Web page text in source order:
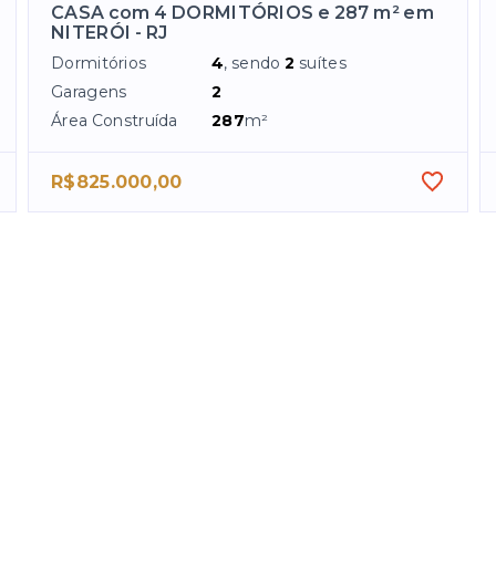
CASA com 4 DORMITÓRIOS e 287 m² em
NITERÓI - RJ
Dormitórios 4, sendo2 suítes
Garagens
2
Área Construída
287m²
R$825.000,00